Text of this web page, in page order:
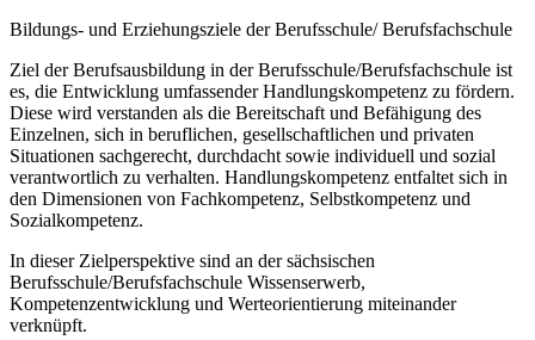
Bildungs- und Erziehungsziele der Berufsschule/ Berufsfachschule
Ziel der Berufsausbildung in der Berufsschule/Berufsfachschule ist
es, die Entwicklung umfassender Handlungskompetenz zu fördern.
Diese wird verstanden als die Bereitschaft und Befähigung des
Einzelnen, sich in beruflichen, gesellschaftlichen und privaten
Situationen sachgerecht, durchdacht sowie individuell und sozial
verantwortlich zu verhalten. Handlungskompetenz entfaltet sich in
den Dimensionen von Fachkompetenz, Selbstkompetenz und
Sozialkompetenz.
In dieser Zielperspektive sind an der sächsischen
Berufsschule/Berufsfachschule Wissenserwerb,
Kompetenzentwicklung und Werteorientierung miteinander
verknüpft.